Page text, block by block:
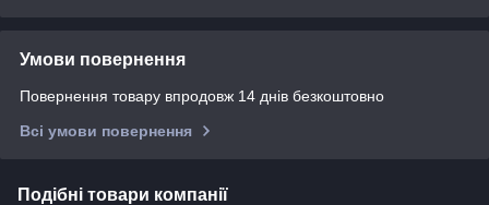
Умови повернення
Повернення товару впродовж 14 днів безкоштовно
Всі умови повернення
Подібні товари компанії